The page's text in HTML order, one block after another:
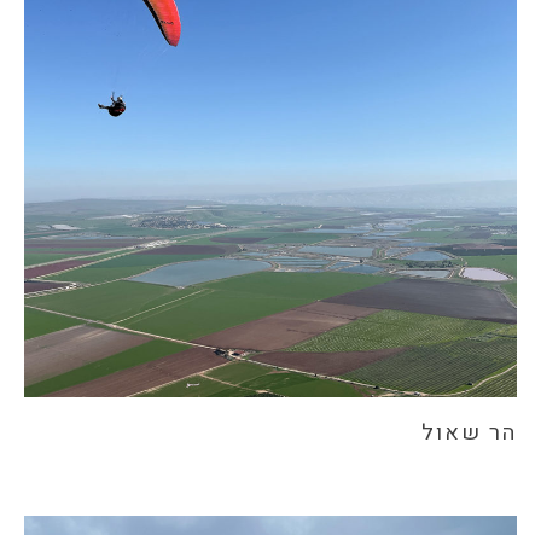
הר שאול